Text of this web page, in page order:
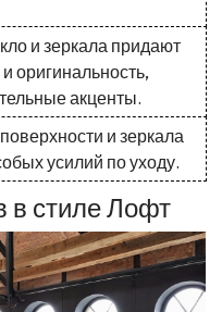
и зеркала придают
оригинальность,
акценты.
и зеркала
усилий по уходу.
в стиле Лофт